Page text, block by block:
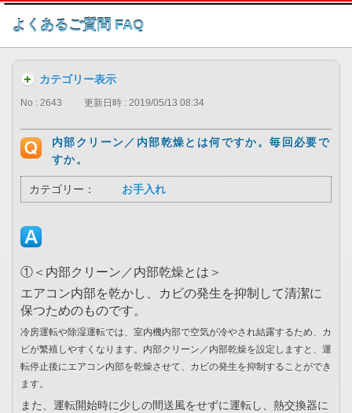
このページの本文へ
よくあるご質問 FAQ
カテゴリー表示
No : 2643 更新日時 : 2019/05/13 08:34
内部クリーン／内部乾燥とは何ですか。毎回必要で
すか。
カテゴリー： お手入れ
①＜内部クリーン／内部乾燥とは＞
エアコン内部を乾かし、カビの発生を抑制して清潔に
保つためのものです。
冷房運転や除湿運転では、室内機内部で空気が冷やされ結露するため、カ
ビが繁殖しやすくなります。内部クリーン／内部乾燥を設定しますと、運
転停止後にエアコン内部を乾燥させて、カビの発生を抑制することができ
ます。
また、運転開始時に少しの間送風をせずに運転し、熱交換器に